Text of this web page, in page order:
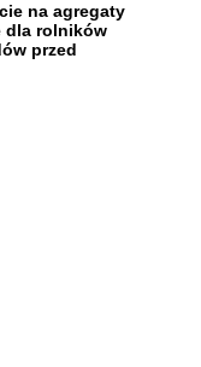
na agregaty
dla rolników
przed